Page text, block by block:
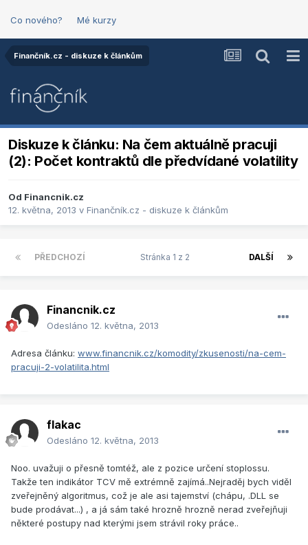
Co nového? Mé kurzy
Finančník.cz - diskuze k článkům
Diskuze k článku: Na čem aktuálně pracuji
(2): Počet kontraktů dle předvídané volatility
Od Financnik.cz
12. května, 2013 v Finančník.cz - diskuze k článkům
PŘEDCHOZÍ DALŠÍ
Stránka 1 z 2
Financnik.cz
Odesláno 12. května, 2013
Adresa článku: www.financnik.cz/komodity/zkusenosti/na-cem-
pracuji-2-volatilita.html
flakac
Odesláno 12. května, 2013
Noo. uvažuji o přesně tomtéž, ale z pozice určení stoplossu.
Takže ten indikátor TCV mě extrémně zajímá..Nejraděj bych viděl
zveřejněný algoritmus, což je ale asi tajemství (chápu, .DLL se
bude prodávat...) , a já sám také hrozně hrozně nerad zveřejňuji
některé postupy nad kterými jsem strávil roky práce..